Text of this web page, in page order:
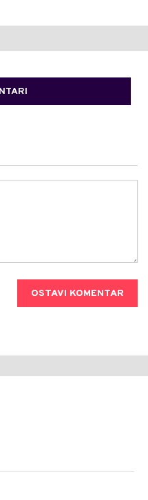
OSTAVI KOMENTAR